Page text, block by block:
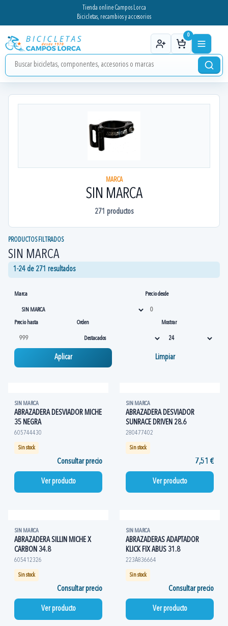
Tienda online Campos Lorca
Bicicletas, recambios y accesorios
0
MARCA
SIN MARCA
271 productos
PRODUCTOS FILTRADOS
SIN MARCA
1-24 de 271 resultados
Marca Precio desde
Precio hasta Orden Mostrar
Aplicar Limpiar
SIN MARCA
ABRAZADERA DESVIADOR MICHE
35 NEGRA
605744430
Sin stock
Consultar precio
Ver producto
SIN MARCA
ABRAZADERA DESVIADOR
SUNRACE DRIVEN 28.6
280477402
Sin stock
7,51 €
Ver producto
SIN MARCA
ABRAZADERA SILLIN MICHE X
CARBON 34.8
605412326
Sin stock
Consultar precio
Ver producto
SIN MARCA
ABRAZADERAS ADAPTADOR
KLICK FIX ABUS 31.8
223A836664
Sin stock
Consultar precio
Ver producto